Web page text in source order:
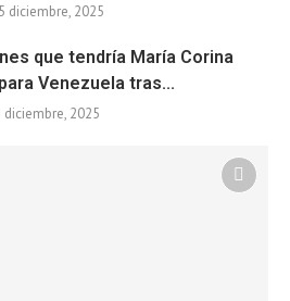
diciembre, 2025
que tendría María Corina
Venezuela tras...
diciembre, 2025